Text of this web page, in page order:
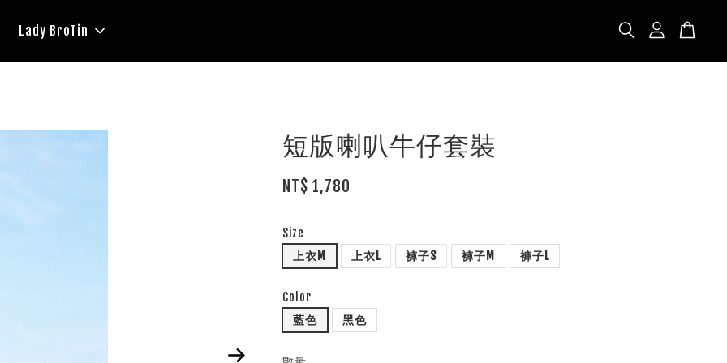
Lady BroTin
短版喇叭牛仔套裝
NT$ 1,780
Size
上衣M
上衣L 褲子S 褲子M 褲子L
Color
藍色
黑色